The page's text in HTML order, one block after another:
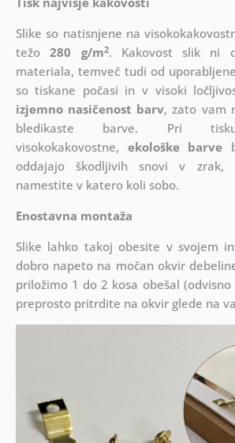
Slike so natisnjene na
težo280 g/m2. Kakovost slik ni
materiala, temveč tudi od
so tiskane počasi in v visoki
izjemno nasičenost barv, zato vam
bledikaste barve. Pri tisku
visokokakovostne, ekološke barve
oddajajo škodljivih snovi v zrak,
namestite v katero koli sobo.
Enostavna montaža
Slike lahko takoj obesite v svojem
dobro napeto na močan okvir
priložimo 1 do 2 kosa obešal
preprosto pritrdite na okvir glede na